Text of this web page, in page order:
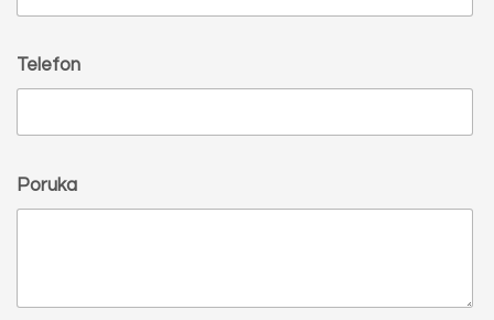
Telefon
Poruka